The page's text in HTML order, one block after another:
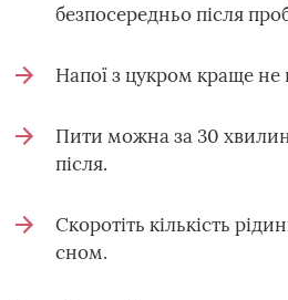
безпосередньо після
Напої з цукром краще не
Пити можна за 30 хвилин
після.
Скоротіть кількість
сном.